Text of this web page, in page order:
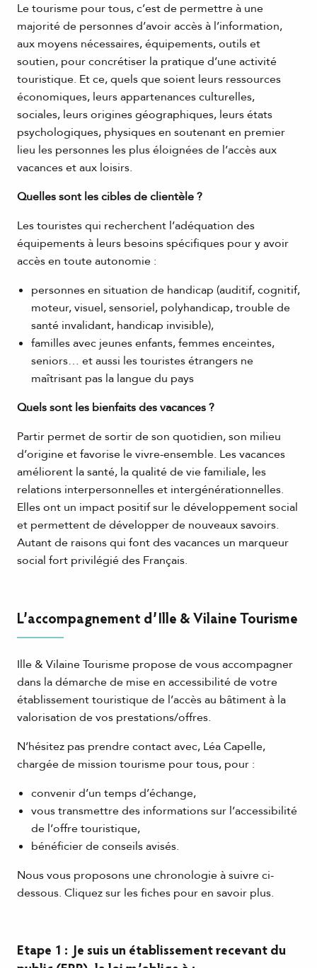
Le tourisme pour tous, c’est de permettre à une
majorité de personnes d’avoir accès à l’information,
aux moyens nécessaires, équipements, outils et
soutien, pour concrétiser la pratique d’une activité
touristique. Et ce, quels que soient leurs ressources
économiques, leurs appartenances culturelles,
sociales, leurs origines géographiques, leurs états
psychologiques, physiques en soutenant en premier
lieu les personnes les plus éloignées de l’accès aux
vacances et aux loisirs.
Quelles sont les cibles de clientèle ?
Les touristes qui recherchent l’adéquation des
équipements à leurs besoins spécifiques pour y avoir
accès en toute autonomie :
personnes en situation de handicap (auditif, cognitif,
moteur, visuel, sensoriel, polyhandicap, trouble de
santé invalidant, handicap invisible),
familles avec jeunes enfants, femmes enceintes,
seniors… et aussi les touristes étrangers ne
maîtrisant pas la langue du pays
Quels sont les bienfaits des vacances ?
Partir permet de sortir de son quotidien, son milieu
d’origine et favorise le vivre-ensemble. Les vacances
améliorent la santé, la qualité de vie familiale, les
relations interpersonnelles et intergénérationnelles.
Elles ont un impact positif sur le développement social
et permettent de développer de nouveaux savoirs.
Autant de raisons qui font des vacances un marqueur
social fort privilégié des Français.
L’accompagnement d’Ille & Vilaine Tourisme
Ille & Vilaine Tourisme propose de vous accompagner
dans la démarche de mise en accessibilité de votre
établissement touristique de l’accès au bâtiment à la
valorisation de vos prestations/offres.
N’hésitez pas prendre contact avec, Léa Capelle,
chargée de mission tourisme pour tous, pour :
convenir d’un temps d’échange,
vous transmettre des informations sur l’accessibilité
de l’offre touristique,
bénéficier de conseils avisés.
Nous vous proposons une chronologie à suivre ci-
dessous. Cliquez sur les fiches pour en savoir plus.
Etape 1 : Je suis un établissement recevant du